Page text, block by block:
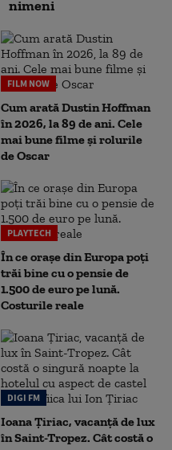
nimeni
FILM NOW
Cum arată Dustin Hoffman
în 2026, la 89 de ani. Cele
mai bune filme și rolurile
de Oscar
PLAYTECH
În ce orașe din Europa poți
trăi bine cu o pensie de
1.500 de euro pe lună.
Costurile reale
DIGI FM
Ioana Țiriac, vacanță de lux
în Saint-Tropez. Cât costă o